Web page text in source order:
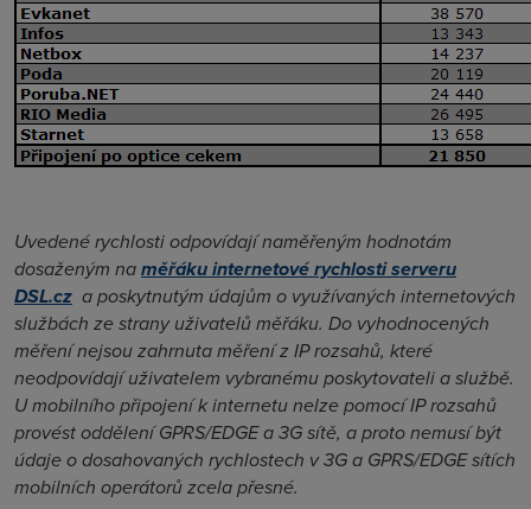
Uvedené rychlosti odpovídají naměřeným hodnotám
dosaženým naměřáku internetové rychlosti serveru
DSL.cz a poskytnutým údajům o využívaných internetových
službách ze strany uživatelů měřáku. Do vyhodnocených
měření nejsou zahrnuta měření z IP rozsahů, které
neodpovídají uživatelem vybranému poskytovateli a službě.
U mobilního připojení k internetu nelze pomocí IP rozsahů
provést oddělení GPRS/EDGE a 3G sítě, a proto nemusí být
údaje o dosahovaných rychlostech v 3G a GPRS/EDGE sítích
mobilních operátorů zcela přesné.